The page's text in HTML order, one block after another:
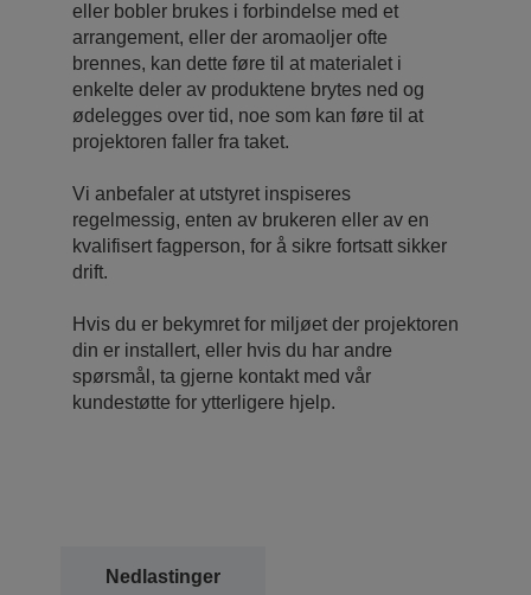
eller bobler brukes i forbindelse med et
arrangement, eller der aromaoljer ofte
brennes, kan dette føre til at materialet i
enkelte deler av produktene brytes ned og
ødelegges over tid, noe som kan føre til at
projektoren faller fra taket.
Vi anbefaler at utstyret inspiseres
regelmessig, enten av brukeren eller av en
kvalifisert fagperson, for å sikre fortsatt sikker
drift.
Hvis du er bekymret for miljøet der projektoren
din er installert, eller hvis du har andre
spørsmål, ta gjerne kontakt med vår
kundestøtte for ytterligere hjelp.
Nedlastinger